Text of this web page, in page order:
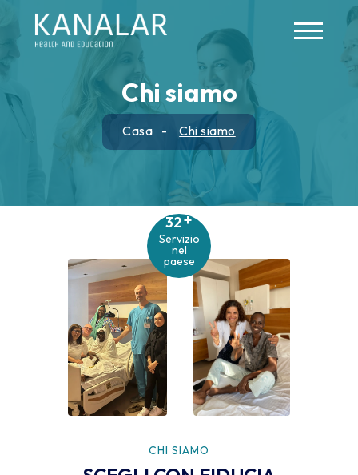
Chi siamo
Casa Chi siamo
32+
Servizio
nel
paese
CHI SIAMO